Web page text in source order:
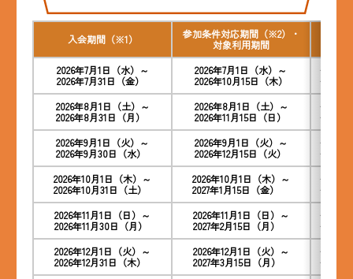
入会期間（※1）
参加条件対応期間（※2）・
対象利用期間
2026年7月1日（水）～
2026年7月31日（金）
2026年7月1日（水）～
2026年10月15日（木）
＜クレ
＜デビ
2026年8月1日（土）～
2026年8月31日（月）
2026年8月1日（土）～
2026年11月15日（日）
＜クレ
＜デビ
2026年9月1日（火）～
2026年9月30日（水）
2026年9月1日（火）～
2026年12月15日（火）
＜クレ
＜デビ
2026年10月1日（木）～
2026年10月31日（土）
2026年10月1日（木）～
2027年1月15日（金）
＜クレ
＜デビ
2026年11月1日（日）～
2026年11月30日（月）
2026年11月1日（日）～
2027年2月15日（月）
＜クレ
＜デビ
2026年12月1日（火）～
2026年12月31日（木）
2026年12月1日（火）～
2027年3月15日（月）
＜クレ
＜デビ